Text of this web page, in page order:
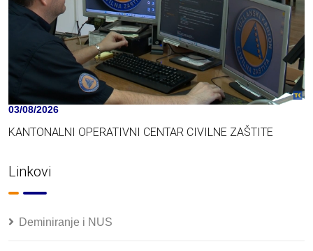
03/08/2026
KANTONALNI OPERATIVNI CENTAR CIVILNE ZAŠTITE
Linkovi
Deminiranje i NUS